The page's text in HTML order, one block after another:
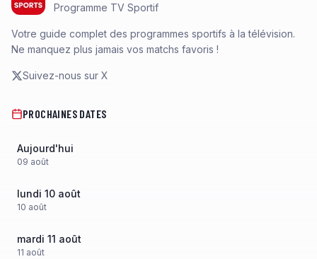
Programme TV Sportif
Votre guide complet des programmes sportifs à la télévision.
Ne manquez plus jamais vos matchs favoris !
Suivez-nous sur X
PROCHAINES DATES
Aujourd'hui
09 août
lundi 10 août
10 août
mardi 11 août
11 août